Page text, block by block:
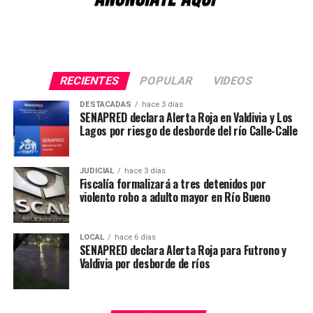
“Pude hablar con el suboficial Roberto Canio, que
La máxima autoridad de Carabineros destacó la
trayectoria de los funcionarios lesionados y aseguró que
ambos cuentan con experiencia en procedimientos de
alta complejidad.
“Ellos ya habían participado en la captura de otros
prófugos; es personal que siempre ha estado en
situaciones de extrema complejidad y no han temido
combatir el crimen organizado”, afirmó.
El general director también valoró el trabajo
desarrollado por los equipos especializados que
participaron en la búsqueda del imputado y reiteró que
RECIENTES POPULAR VIDEOS
DESTACADAS hace 3 días
SENAPRED declara Alerta Roja en Valdivia y Los
Lagos por riesgo de desborde del río Calle-Calle
JUDICIAL hace 3 días
Fiscalía formalizará a tres detenidos por
violento robo a adulto mayor en Río Bueno
LOCAL hace 6 días
SENAPRED declara Alerta Roja para Futrono y
Valdivia por desborde de ríos